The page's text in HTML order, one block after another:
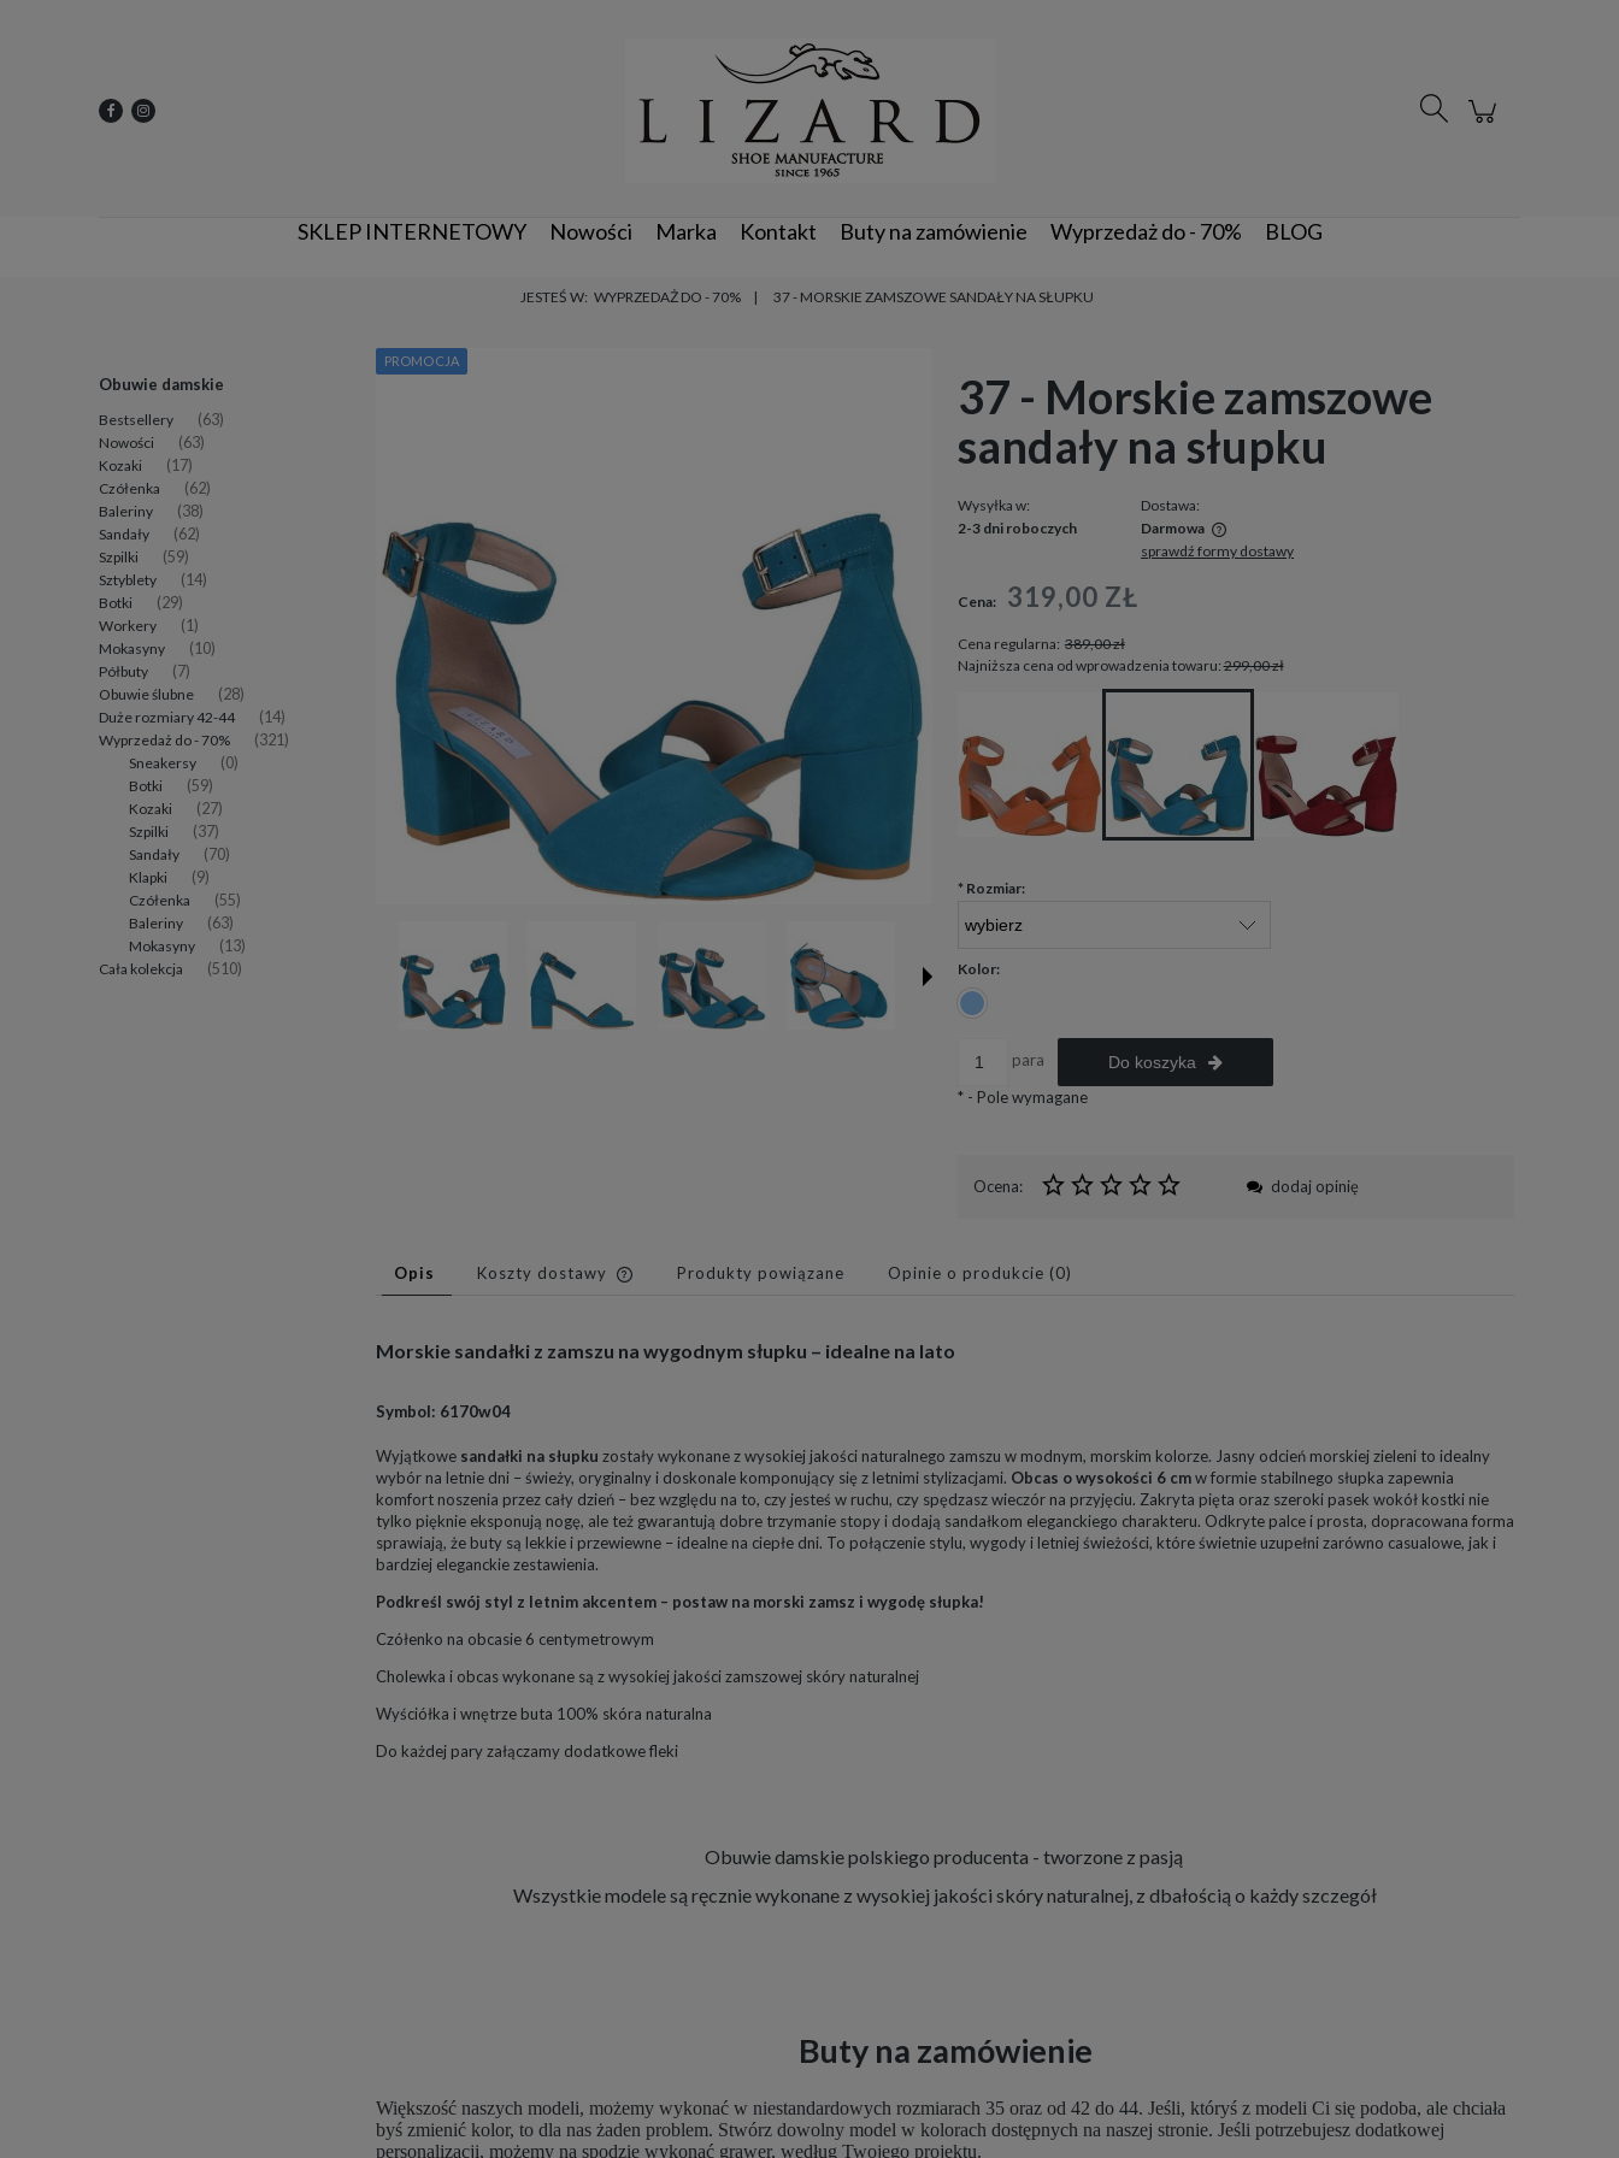
SKLEP INTERNETOWY Nowości Marka Kontakt Buty na zamówienie Wyprzedaż do - 70% BLOG
JESTEŚ W: WYPRZEDAŻ DO - 70% 37 - MORSKIE ZAMSZOWE SANDAŁY NA SŁUPKU
Obuwie damskie
Bestsellery
(63)
Nowości
(63)
Kozaki
(17)
Czółenka
(62)
Baleriny
(38)
Sandały
(62)
Szpilki
(59)
Sztyblety
(14)
Botki
(29)
Workery
(1)
Mokasyny
(10)
Półbuty
(7)
Obuwie ślubne
(28)
Duże rozmiary 42-44
(14)
Wyprzedaż do - 70%
(321)
Sneakersy
(0)
Botki
(59)
Kozaki
(27)
Szpilki
(37)
Sandały
(70)
Klapki
(9)
Czółenka
(55)
Baleriny
(63)
Mokasyny
(13)
Cała kolekcja
(510)
PROMOCJA
37 - Morskie zamszowe
sandały na słupku
Wysyłka w:
2-3 dni roboczych
Dostawa:
Darmowa
płatności
sprawdź formy dostawy
Cena: 319,00 ZŁ
Cena regularna: 389,00 zł
Najniższa cena od wprowadzenia towaru:299,00 zł
* Rozmiar:
Kolor:
para
Do koszyka
*- Pole wymagane
Ocena: dodaj opinię
Opis Koszty dostawy
kosztów płatności
Produkty powiązane Opinie o produkcie (0)
Morskie sandałki z zamszu na wygodnym słupku – idealne na lato
Symbol: 6170w04
Wyjątkowe sandałki na słupku zostały wykonane z wysokiej jakości naturalnego zamszu w modnym, morskim kolorze. Jasny odcień morskiej zieleni to idealny
wybór na letnie dni – świeży, oryginalny i doskonale komponujący się z letnimi stylizacjami. Obcas o wysokości 6 cmw formie stabilnego słupka zapewnia
komfort noszenia przez cały dzień – bez względu na to, czy jesteś w ruchu, czy spędzasz wieczór na przyjęciu. Zakryta pięta oraz szeroki pasek wokół kostki nie
tylko pięknie eksponują nogę, ale też gwarantują dobre trzymanie stopy i dodają sandałkom eleganckiego charakteru. Odkryte palce i prosta, dopracowana forma
sprawiają, że buty są lekkie i przewiewne – idealne na ciepłe dni. To połączenie stylu, wygody i letniej świeżości, które świetnie uzupełni zarówno casualowe, jak i
bardziej eleganckie zestawienia.
Podkreśl swój styl z letnim akcentem – postaw na morski zamsz i wygodę słupka!
Czółenko na obcasie 6 centymetrowym
Cholewka i obcas wykonane są z wysokiej jakości zamszowej skóry naturalnej
Wyściółka i wnętrze buta 100% skóra naturalna
Do każdej pary załączamy dodatkowe fleki
Obuwie damskie polskiego producenta - tworzone z pasją
Wszystkie modele są ręcznie wykonane z wysokiej jakości skóry naturalnej, z dbałością o każdy szczegół
Buty na zamówienie
Większość naszych modeli, możemy wykonać w niestandardowych rozmiarach 35 oraz od 42 do 44. Jeśli, któryś z modeli Ci się podoba, ale chciała
byś zmienić kolor, to dla nas żaden problem. Stwórz dowolny model w kolorach dostępnych na naszej stronie. Jeśli potrzebujesz dodatkowej
personalizacji, możemy na spodzie wykonać grawer, według Twojego projektu.